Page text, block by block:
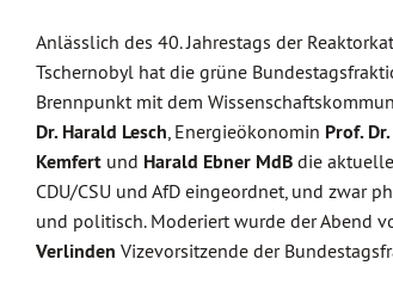
Anlässlich des 40. Jahrestags der
Tschernobyl hat die grüne
Brennpunkt mit dem
Dr. Harald Lesch, Energieökonomin Prof.
Kemfert und Harald Ebner MdB die
CDU/CSU und AfD eingeordnet, und zwar
und politisch. Moderiert wurde der Abend
Verlinden Vizevorsitzende der